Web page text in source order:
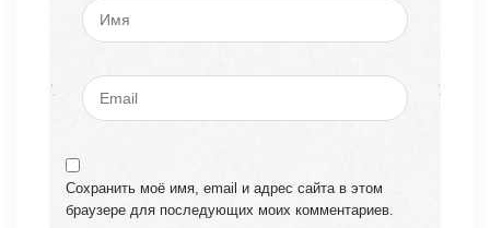
Сохранить моё имя, email и адрес сайта в этом
браузере для последующих моих комментариев.